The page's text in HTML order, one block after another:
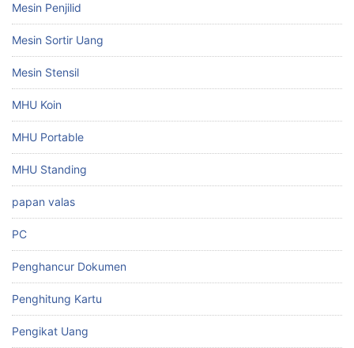
Mesin Penjilid
Mesin Sortir Uang
Mesin Stensil
MHU Koin
MHU Portable
MHU Standing
papan valas
PC
Penghancur Dokumen
Penghitung Kartu
Pengikat Uang